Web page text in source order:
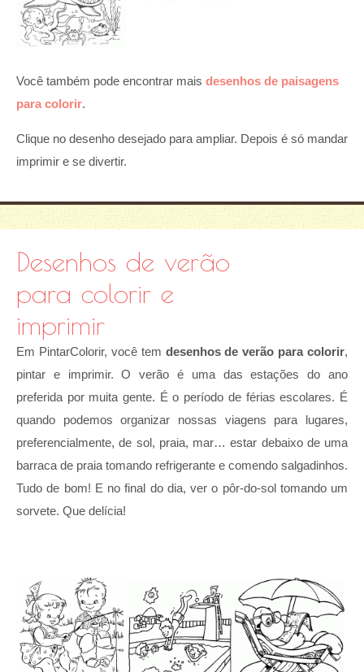
Você também pode encontrar mais desenhos de paisagens
para colorir.
Clique no desenho desejado para ampliar. Depois é só mandar
imprimir e se divertir.
Desenhos de verão
para colorir e
imprimir
Em PintarColorir, você tem desenhos de verão para colorir,
pintar e imprimir. O verão é uma das estações do ano
preferida por muita gente. É o período de férias escolares. É
quando podemos organizar nossas viagens para lugares,
preferencialmente, de sol, praia, mar… estar debaixo de uma
barraca de praia tomando refrigerante e comendo salgadinhos.
Tudo de bom! E no final do dia, ver o pôr-do-sol tomando um
sorvete. Que delícia!